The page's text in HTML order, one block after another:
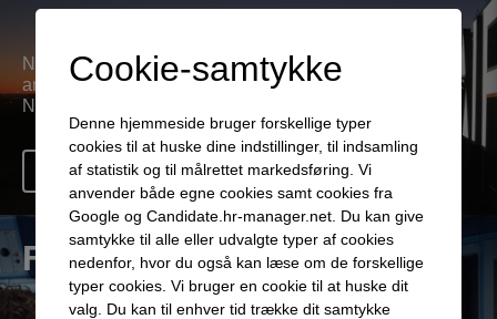
Naviairs kerneaktivitet er flyveledelse, men vi har også
andre forretningsområder - læs mere om hvad vi laver i
Naviair.
Læs mere
Flyveledelse
Cookie-samtykke
Denne hjemmeside bruger forskellige typer
cookies til at huske dine indstillinger, til indsamling
af statistik og til målrettet markedsføring. Vi
anvender både egne cookies samt cookies fra
Google og Candidate.hr-manager.net. Du kan give
samtykke til alle eller udvalgte typer af cookies
nedenfor, hvor du også kan læse om de forskellige
typer cookies. Vi bruger en cookie til at huske dit
valg. Du kan til enhver tid trække dit samtykke